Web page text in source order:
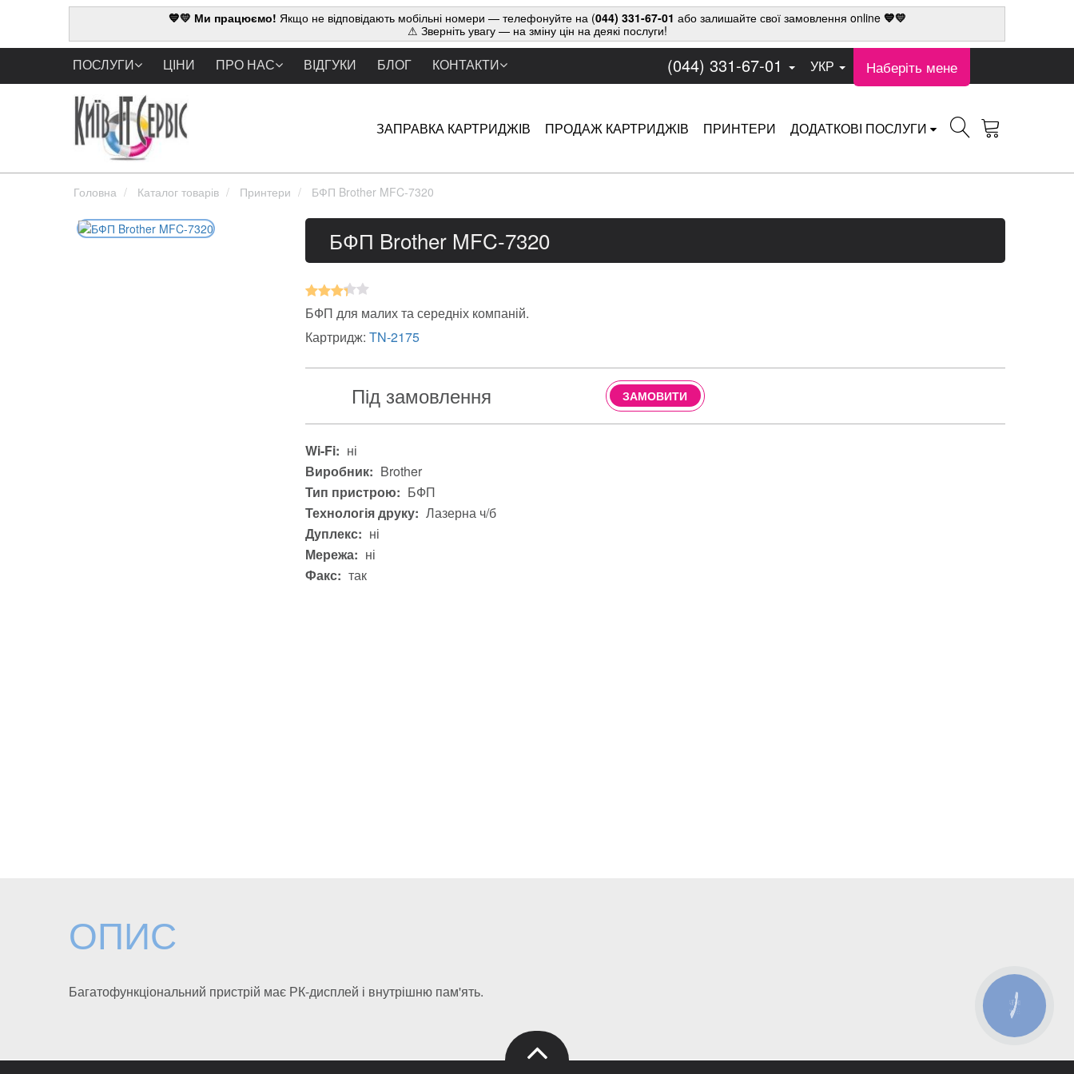
💙💛 Ми працюємо! Якщо не відповідають мобільні номери — телефонуйте на (044) 331-67-01 або залишайте свої замовлення online💙💛
⚠ Зверніть увагу — на зміну цін на деякі послуги!
ПОСЛУГИ ЦІНИ ПРО НАС ВІДГУКИ БЛОГ КОНТАКТИ (044) 331-67-01 УКР Наберіть мене
ЗАПРАВКА КАРТРИДЖІВ ПРОДАЖ КАРТРИДЖІВ ПРИНТЕРИ ДОДАТКОВІ ПОСЛУГИ
Головна Каталог товарів Принтери БФП Brother MFC-7320
БФП Brother MFC-7320
БФП для малих та середніх компаній.
Картридж: TN-2175
Під замовлення ЗАМОВИТИ
Wi-Fi: ні
Виробник: Brother
Тип пристрою: БФП
Технологія друку: Лазерна ч/б
Дуплекс: ні
Мережа: ні
Факс: так
ОПИС
Багатофункціональний пристрій має РК-дисплей і внутрішню пам'ять.
КНОПКА
ЗВ'ЯЗКУ